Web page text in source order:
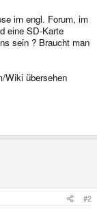
im engl. Forum, im
eine SD-Karte
sein ? Braucht man
Wiki übersehen
#2